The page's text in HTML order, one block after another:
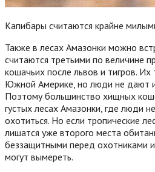
Капибары считаются крайне
Также в лесах Амазонки можно
считаются третьими по величине
кошачьих после львов и тигров.
Южной Америке, но люди не дают
Поэтому большинство хищных
густых лесах Амазонки, где люди
охотиться. Но если тропические
лишатся уже второго места
беззащитными перед охотниками
могут вымереть.